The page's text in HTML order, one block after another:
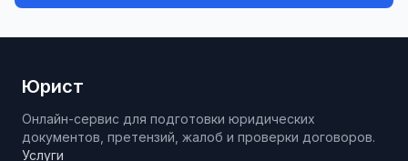
Юрист
Онлайн-сервис для подготовки юридических
документов, претензий, жалоб и проверки договоров.
Услуги